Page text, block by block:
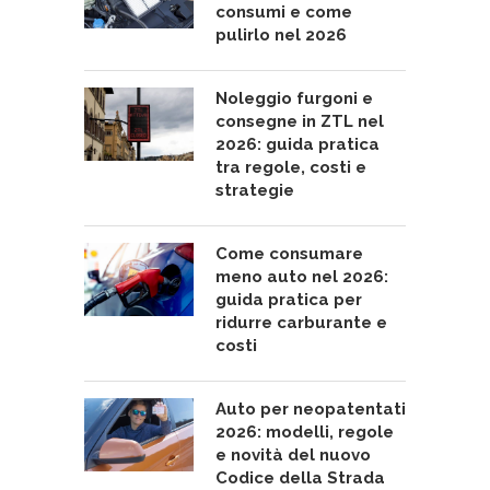
consumi e come
pulirlo nel 2026
Noleggio furgoni e
consegne in ZTL nel
2026: guida pratica
tra regole, costi e
strategie
Come consumare
meno auto nel 2026:
guida pratica per
ridurre carburante e
costi
Auto per neopatentati
2026: modelli, regole
e novità del nuovo
Codice della Strada